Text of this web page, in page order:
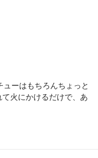
ーはもちろんちょっと
火にかけるだけで、あ